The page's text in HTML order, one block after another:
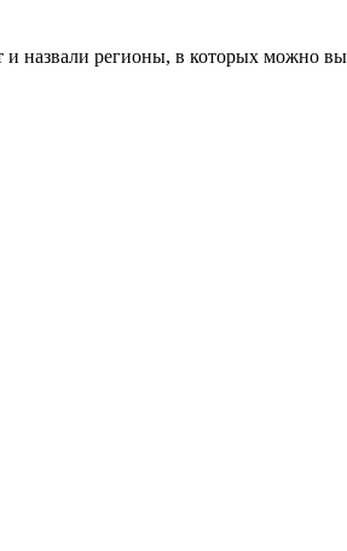
назвали регионы, в которых можно